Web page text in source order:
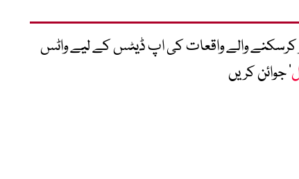
کرسکنے والے واقعات کی اپ ڈیٹس کے لیے واٹس
‘ جوائن کریں